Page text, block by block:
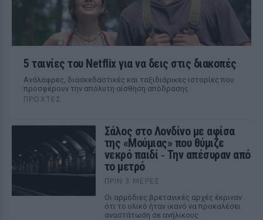
5 ταινίες του Netflix για να δεις στις διακοπές
Aνάλαφρες, διασκεδαστικές και ταξιδιάρικες ιστορίες που
προσφέρουν την απόλυτη αίσθηση απόδρασης
ΠΡΟΧΤΈΣ
Σάλος στο Λονδίνο με αφίσα
της «Μούμιας» που θύμιζε
νεκρό παιδί ‑ Την απέσυραν από
το μετρό
ΠΡΙΝ 3 ΜΈΡΕΣ
Οι αρμόδιες βρετανικές αρχές έκριναν
ότι το υλικό ήταν ικανό να προκαλέσει
αναστάτωση σε ανήλικους